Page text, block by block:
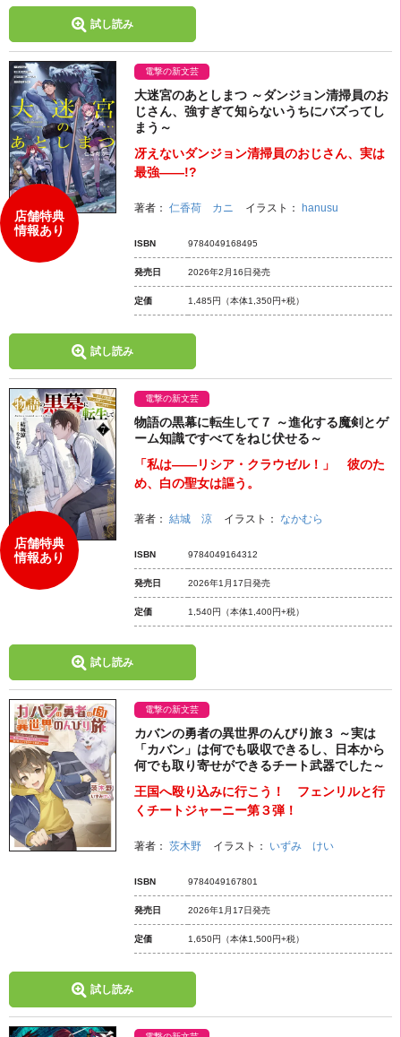
試し読み
店舗特典
情報あり
電撃の新文芸
大迷宮のあとしまつ ～ダンジョン清掃員のお
じさん、強すぎて知らないうちにバズってし
まう～
冴えないダンジョン清掃員のおじさん、実は
最強――!?
著者： 仁香荷 カニ イラスト： hanusu
ISBN 9784049168495
発売日 2026年2月16日発売
定価 1,485円 （本体1,350円+税）
試し読み
店舗特典
情報あり
電撃の新文芸
物語の黒幕に転生して７ ～進化する魔剣とゲ
ーム知識ですべてをねじ伏せる～
「私は――リシア・クラウゼル！」 彼のた
め、白の聖女は謳う。
著者： 結城 涼 イラスト： なかむら
ISBN 9784049164312
発売日 2026年1月17日発売
定価 1,540円 （本体1,400円+税）
試し読み
電撃の新文芸
カバンの勇者の異世界のんびり旅３ ～実は
「カバン」は何でも吸収できるし、日本から
何でも取り寄せができるチート武器でした～
王国へ殴り込みに行こう！ フェンリルと行
くチートジャーニー第３弾！
著者： 茨木野 イラスト： いずみ けい
ISBN 9784049167801
発売日 2026年1月17日発売
定価 1,650円 （本体1,500円+税）
試し読み